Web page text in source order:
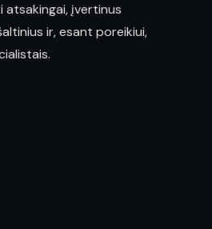
atsakingai, įvertinus
ir, esant poreikiui,